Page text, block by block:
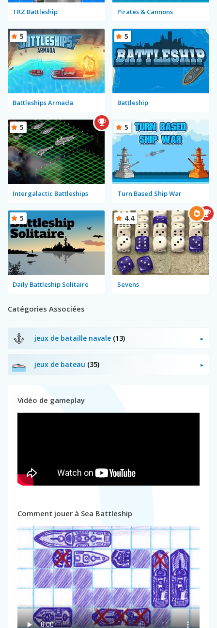
TRZ Battleship Pirates & Cannons
Battleships Armada
5
Battleship
5
Intergalactic Battleships
5
Turn Based Ship War
5
Daily Battleship Solitaire
5
Sevens
4.4
Catégories Associées
jeux de bataille navale (13)
jeux de bateau (35)
Vidéo de gameplay
Comment jouer à Sea Battleship